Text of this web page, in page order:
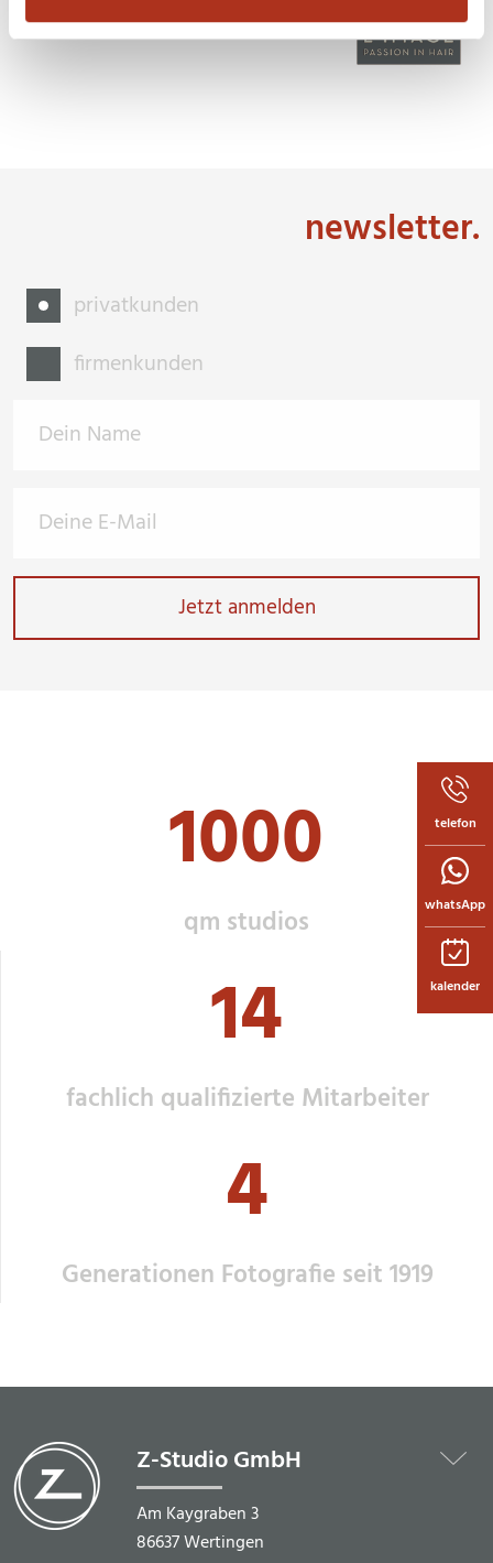
telefon
whatsApp
kalender
newsletter.
privatkunden
firmenkunden
1000
qm studios
14
fachlich qualifizierte Mitarbeiter
4
Generationen Fotografie seit 1919
Z-Studio GmbH
Am Kaygraben 3
86637 Wertingen